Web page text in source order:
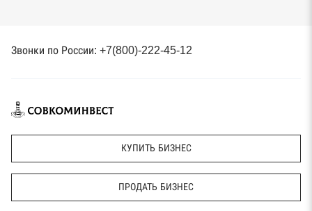
Звонки по России: +7(800)-222-45-12
КУПИТЬ БИЗНЕС
ПРОДАТЬ БИЗНЕС